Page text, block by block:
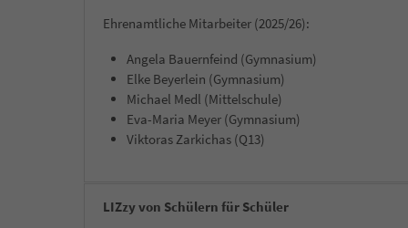
Ehrenamtliche Mitarbeiter (2025/26):
Angela Bauernfeind (Gymnasium)
Elke Beyerlein (Gymnasium)
Michael Medl (Mittelschule)
Eva-Maria Meyer (Gymnasium)
Viktoras Zarkichas (Q13)
LIZzy von Schülern für Schüler